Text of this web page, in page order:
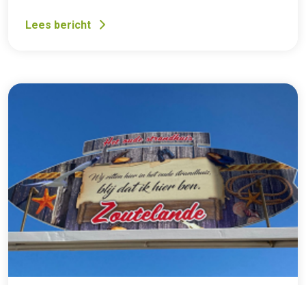
Lees bericht